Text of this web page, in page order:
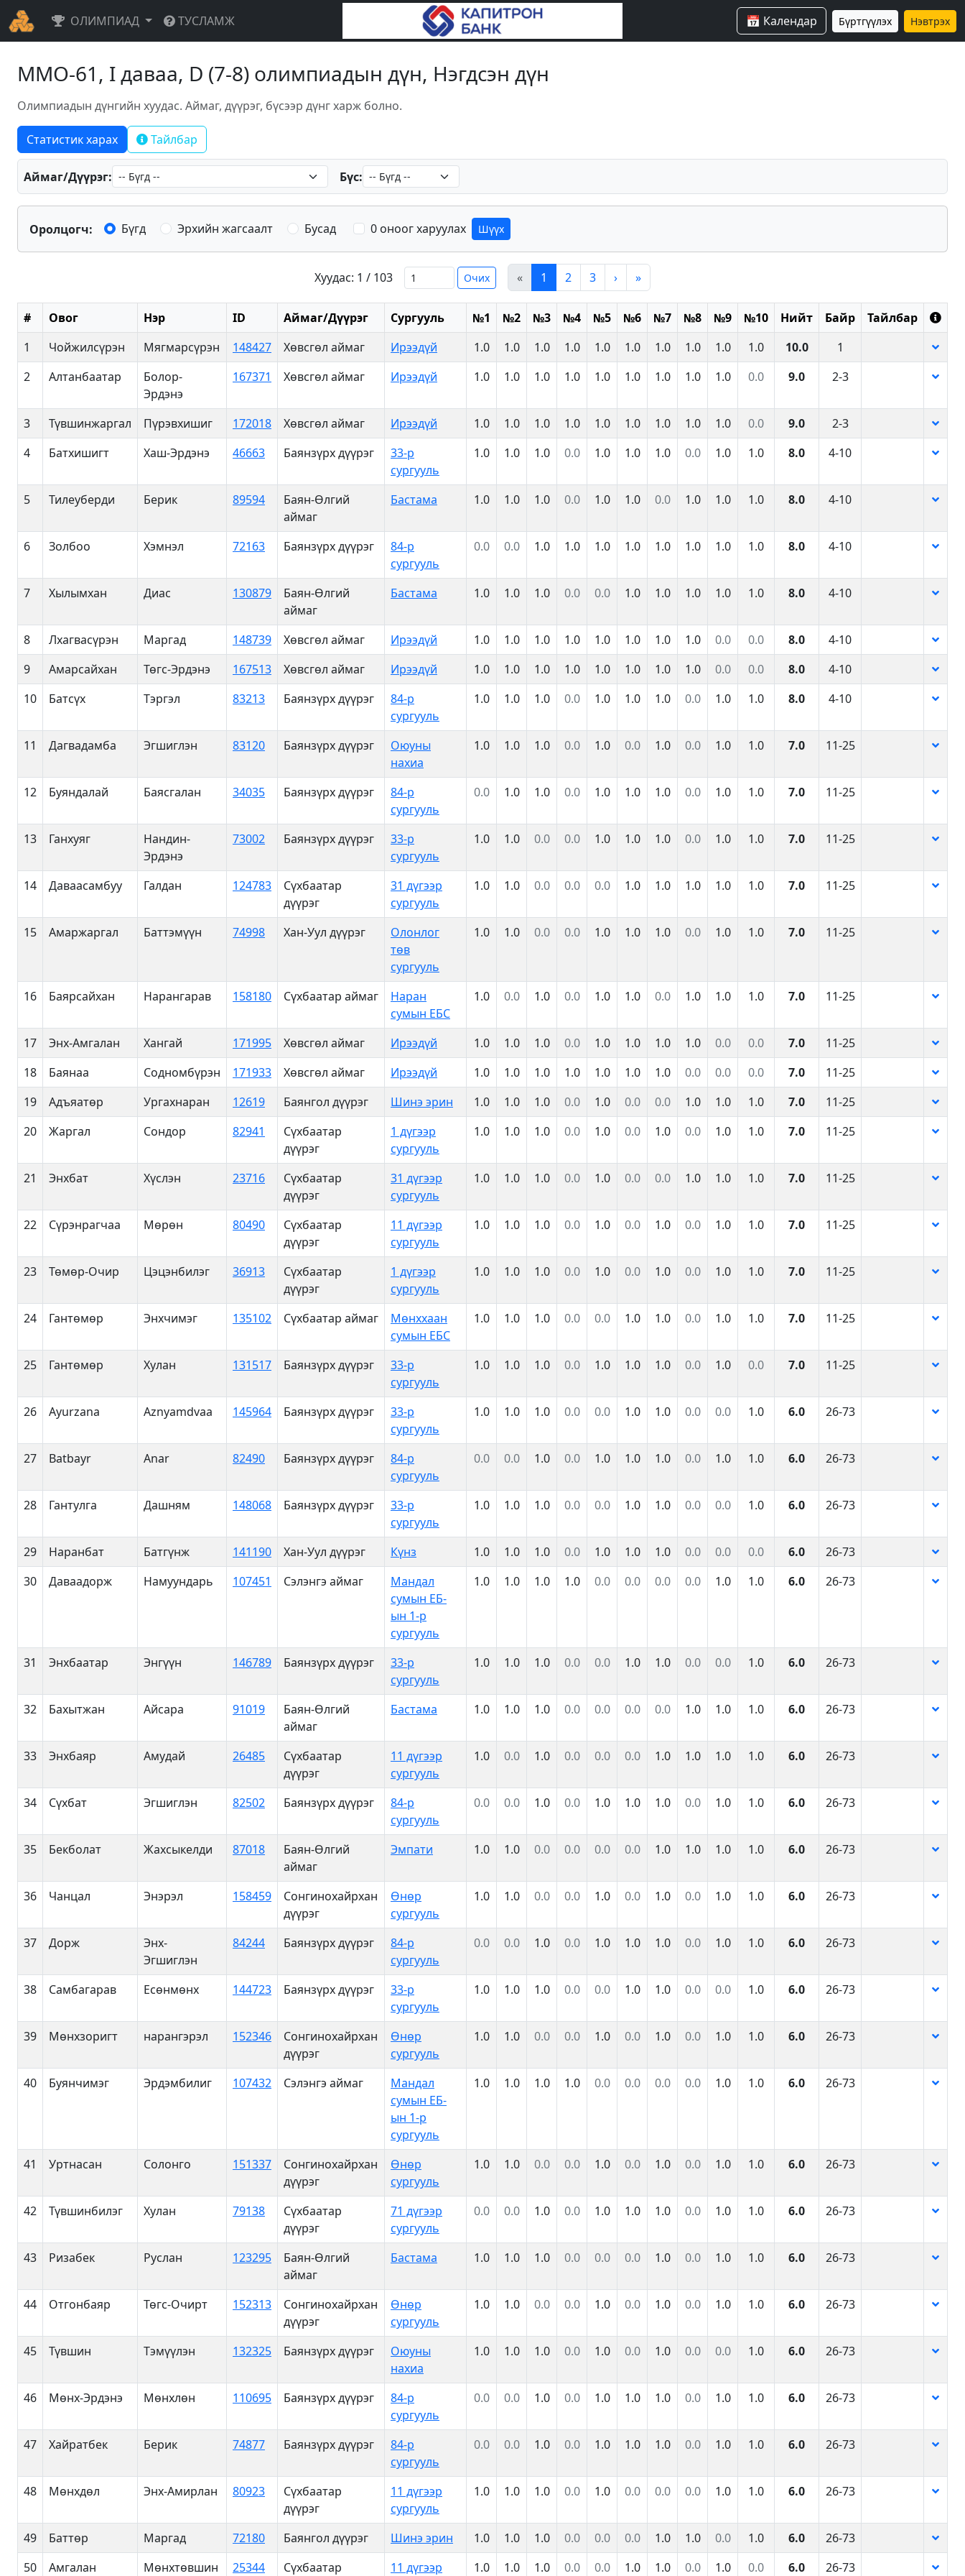
ОЛИМПИАД ТУСЛАМЖ 📅 Календар Бүртгүүлэх Нэвтрэх
ММО-61, I даваа, D (7-8) олимпиадын дүн, Нэгдсэн дүн
Олимпиадын дүнгийн хуудас. Аймаг, дүүрэг, бүсээр дүнг харж болно.
Статистик харах Тайлбар
Аймаг/Дүүрэг: Бүс:
Оролцогч: Бүгд Эрхийн жагсаалт Бусад 0 оноог харуулах Шүүх
Хуудас: 1 / 103 Очих « 1 2 3 › »
# Овог Нэр ID Аймаг/Дүүрэг Сургууль №1 №2 №3 №4 №5 №6 №7 №8 №9 №10 Нийт Байр
Тайлбар
1
Чойжилсүрэн Мягмарсүрэн 148427 Хөвсгөл аймаг Ирээдүй 1.0 1.0 1.0 1.0 1.0 1.0 1.0 1.0 1.0 1.0 10.0
1
2
Алтанбаатар
Болор-
Эрдэнэ
167371 Хөвсгөл аймаг Ирээдүй 1.0 1.0 1.0 1.0 1.0 1.0 1.0 1.0 1.0 0.0 9.0 2-3
3 Түвшинжаргал Пүрэвхишиг 172018 Хөвсгөл аймаг Ирээдүй 1.0 1.0 1.0 1.0 1.0 1.0 1.0 1.0 1.0 0.0 9.0
2-3
4
Батхишигт Хаш-Эрдэнэ 46663 Баянзүрх дүүрэг
33-р
сургууль
1.0 1.0 1.0 0.0 1.0 1.0 1.0 0.0 1.0 1.0 8.0 4-10
5 Тилеуберди Берик 89594
Баян-Өлгий
аймаг
Бастама 1.0 1.0 1.0 0.0 1.0 1.0 0.0 1.0 1.0 1.0 8.0 4-10
6 Золбоо Хэмнэл 72163 Баянзүрх дүүрэг
84-р
сургууль
0.0 0.0 1.0 1.0 1.0 1.0 1.0 1.0 1.0 1.0 8.0 4-10
7 Хылымхан Диас 130879
Баян-Өлгий
аймаг
Бастама 1.0 1.0 1.0 0.0 0.0 1.0 1.0 1.0 1.0 1.0 8.0 4-10
8 Лхагвасүрэн Маргад 148739 Хөвсгөл аймаг Ирээдүй 1.0 1.0 1.0 1.0 1.0 1.0 1.0 1.0 0.0 0.0 8.0
4-10
9
Амарсайхан Төгс-Эрдэнэ 167513 Хөвсгөл аймаг Ирээдүй 1.0 1.0 1.0 1.0 1.0 1.0 1.0 1.0 0.0 0.0 8.0
4-10
10
Батсүх Тэргэл 83213 Баянзүрх дүүрэг
84-р
сургууль
1.0 1.0 1.0 0.0 1.0 1.0 1.0 0.0 1.0 1.0 8.0 4-10
11 Дагвадамба Эгшиглэн 83120 Баянзүрх дүүрэг
Оюуны
нахиа
1.0 1.0 1.0 0.0 1.0 0.0 1.0 0.0 1.0 1.0 7.0 11-25
12 Буяндалай Баясгалан 34035 Баянзүрх дүүрэг
84-р
сургууль
0.0 1.0 1.0 0.0 1.0 1.0 1.0 0.0 1.0 1.0 7.0 11-25
13 Ганхуяг
Нандин-
Эрдэнэ
73002 Баянзүрх дүүрэг
33-р
сургууль
1.0 1.0 0.0 0.0 1.0 1.0 1.0 0.0 1.0 1.0 7.0 11-25
14 Даваасамбуу Галдан 124783
Сүхбаатар
дүүрэг
31 дүгээр
сургууль
1.0 1.0 0.0 0.0 0.0 1.0 1.0 1.0 1.0 1.0 7.0 11-25
15 Амаржаргал Баттэмүүн 74998 Хан-Уул дүүрэг
Олонлог
төв
сургууль
1.0 1.0 0.0 0.0 1.0 1.0 1.0 0.0 1.0 1.0 7.0 11-25
16 Баярсайхан Нарангарав 158180 Сүхбаатар аймаг
Наран
сумын ЕБС
1.0 0.0 1.0 0.0 1.0 1.0 0.0 1.0 1.0 1.0 7.0 11-25
17 Энх-Амгалан Хангай 171995 Хөвсгөл аймаг Ирээдүй 1.0 1.0 1.0 0.0 1.0 1.0 1.0 1.0 0.0 0.0 7.0
11-25
18
Баянаа Содномбүрэн 171933 Хөвсгөл аймаг Ирээдүй 1.0 1.0 1.0 1.0 1.0 1.0 1.0 0.0 0.0 0.0 7.0
11-25
19
Адъяатөр Ургахнаран 12619 Баянгол дүүрэг Шинэ эрин 1.0 1.0 1.0 0.0 1.0 0.0 0.0 1.0 1.0 1.0 7.0
11-25
20
Жаргал Сондор 82941
Сүхбаатар
дүүрэг
1 дүгээр
сургууль
1.0 1.0 1.0 0.0 1.0 0.0 1.0 0.0 1.0 1.0 7.0 11-25
21 Энхбат Хүслэн 23716
Сүхбаатар
дүүрэг
31 дүгээр
сургууль
1.0 1.0 1.0 0.0 1.0 0.0 0.0 1.0 1.0 1.0 7.0 11-25
22 Сүрэнрагчаа Мөрөн 80490
Сүхбаатар
дүүрэг
11 дүгээр
сургууль
1.0 1.0 1.0 0.0 1.0 0.0 1.0 0.0 1.0 1.0 7.0 11-25
23 Төмөр-Очир Цэцэнбилэг 36913
Сүхбаатар
дүүрэг
1 дүгээр
сургууль
1.0 1.0 1.0 0.0 1.0 0.0 1.0 0.0 1.0 1.0 7.0 11-25
24 Гантөмөр Энхчимэг 135102 Сүхбаатар аймаг
Мөнххаан
сумын ЕБС
1.0 1.0 1.0 0.0 0.0 1.0 1.0 0.0 1.0 1.0 7.0 11-25
25 Гантөмөр Хулан 131517 Баянзүрх дүүрэг
33-р
сургууль
1.0 1.0 1.0 0.0 1.0 1.0 1.0 0.0 1.0 0.0 7.0 11-25
26 Ayurzana Aznyamdvaa 145964 Баянзүрх дүүрэг
33-р
сургууль
1.0 1.0 1.0 0.0 0.0 1.0 1.0 0.0 0.0 1.0 6.0 26-73
27 Batbayr Anar 82490 Баянзүрх дүүрэг
84-р
сургууль
0.0 0.0 1.0 0.0 1.0 1.0 1.0 0.0 1.0 1.0 6.0 26-73
28 Гантулга Дашням 148068 Баянзүрх дүүрэг
33-р
сургууль
1.0 1.0 1.0 0.0 0.0 1.0 1.0 0.0 0.0 1.0 6.0 26-73
29 Наранбат Батгүнж 141190 Хан-Уул дүүрэг Күнз 1.0 1.0 1.0 0.0 1.0 1.0 1.0 0.0 0.0 0.0 6.0
26-73
30
Даваадорж Намуундарь 107451 Сэлэнгэ аймаг
Мандал
сумын ЕБ-
ын 1-р
сургууль
1.0 1.0 1.0 1.0 0.0 0.0 0.0 0.0 1.0 1.0 6.0 26-73
31 Энхбаатар Энгүүн 146789 Баянзүрх дүүрэг
33-р
сургууль
1.0 1.0 1.0 0.0 0.0 1.0 1.0 0.0 0.0 1.0 6.0 26-73
32 Бахытжан Айсара 91019
Баян-Өлгий
аймаг
Бастама 1.0 1.0 1.0 0.0 0.0 0.0 0.0 1.0 1.0 1.0 6.0 26-73
33 Энхбаяр Амудай 26485
Сүхбаатар
дүүрэг
11 дүгээр
сургууль
1.0 0.0 1.0 0.0 0.0 0.0 1.0 1.0 1.0 1.0 6.0 26-73
34 Сүхбат Эгшиглэн 82502 Баянзүрх дүүрэг
84-р
сургууль
0.0 0.0 1.0 0.0 1.0 1.0 1.0 0.0 1.0 1.0 6.0 26-73
35 Бекболат Жахсыкелди 87018
Баян-Өлгий
аймаг
Эмпати 1.0 1.0 0.0 0.0 0.0 0.0 1.0 1.0 1.0 1.0 6.0 26-73
36 Чанцал Энэрэл 158459
Сонгинохайрхан
дүүрэг
Өнөр
сургууль
1.0 1.0 0.0 0.0 1.0 0.0 1.0 0.0 1.0 1.0 6.0 26-73
37 Дорж
Энх-
Эгшиглэн
84244 Баянзүрх дүүрэг
84-р
сургууль
0.0 0.0 1.0 0.0 1.0 1.0 1.0 0.0 1.0 1.0 6.0 26-73
38 Самбагарав Есөнмөнх 144723 Баянзүрх дүүрэг
33-р
сургууль
1.0 1.0 1.0 0.0 0.0 1.0 1.0 0.0 0.0 1.0 6.0 26-73
39 Мөнхзоригт нарангэрэл 152346
Сонгинохайрхан
дүүрэг
Өнөр
сургууль
1.0 1.0 0.0 0.0 1.0 0.0 1.0 0.0 1.0 1.0 6.0 26-73
40 Буянчимэг Эрдэмбилиг 107432 Сэлэнгэ аймаг
Мандал
сумын ЕБ-
ын 1-р
сургууль
1.0 1.0 1.0 1.0 0.0 0.0 0.0 0.0 1.0 1.0 6.0 26-73
41 Уртнасан Солонго 151337
Сонгинохайрхан
дүүрэг
Өнөр
сургууль
1.0 1.0 0.0 0.0 1.0 0.0 1.0 0.0 1.0 1.0 6.0 26-73
42 Түвшинбилэг Хулан 79138
Сүхбаатар
дүүрэг
71 дүгээр
сургууль
0.0 0.0 1.0 0.0 1.0 1.0 1.0 0.0 1.0 1.0 6.0 26-73
43 Ризабек Руслан 123295
Баян-Өлгий
аймаг
Бастама 1.0 1.0 1.0 0.0 0.0 0.0 1.0 0.0 1.0 1.0 6.0 26-73
44 Отгонбаяр Төгс-Очирт 152313
Сонгинохайрхан
дүүрэг
Өнөр
сургууль
1.0 1.0 0.0 0.0 1.0 0.0 1.0 0.0 1.0 1.0 6.0 26-73
45 Түвшин Тэмүүлэн 132325 Баянзүрх дүүрэг
Оюуны
нахиа
1.0 1.0 1.0 0.0 1.0 0.0 1.0 0.0 0.0 1.0 6.0 26-73
46 Мөнх-Эрдэнэ Мөнхлөн 110695 Баянзүрх дүүрэг
84-р
сургууль
0.0 0.0 1.0 0.0 1.0 1.0 1.0 0.0 1.0 1.0 6.0 26-73
47 Хайратбек Берик 74877 Баянзүрх дүүрэг
84-р
сургууль
0.0 0.0 1.0 0.0 1.0 1.0 1.0 0.0 1.0 1.0 6.0 26-73
48 Мөнхдөл Энх-Амирлан 80923
Сүхбаатар
дүүрэг
11 дүгээр
сургууль
1.0 1.0 1.0 0.0 1.0 0.0 0.0 0.0 1.0 1.0 6.0 26-73
49 Баттөр Маргад 72180 Баянгол дүүрэг Шинэ эрин 1.0 1.0 1.0 0.0 0.0 0.0 1.0 1.0 0.0 1.0 6.0
26-73
50
Амгалан Мөнхтөвшин 25344 Сүхбаатар 11 дүгээр 1.0 1.0 1.0 0.0 0.0 1.0 1.0 0.0 1.0 0.0 6.0 26-73